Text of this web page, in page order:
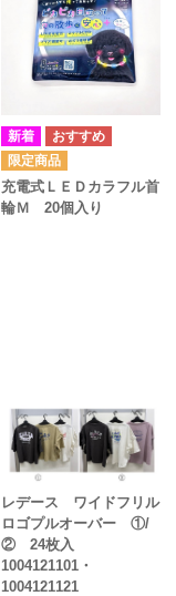
充電式ＬＥＤカラフル首
輪Ｍ 20個入り
レデース ワイドフリル
ロゴプルオーバー ①/
② 24枚入
1004121101・
1004121121